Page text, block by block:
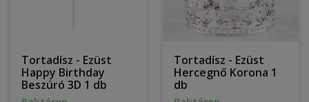
Tortadísz - Ezüst
Happy Birthday
Beszúró 3D 1 db
Tortadísz - Ezüst
Hercegnő Korona 1
db